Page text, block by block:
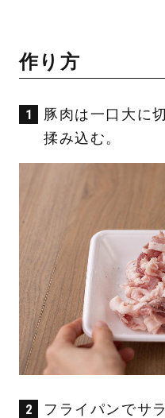
作り方
豚肉は一口大に
揉み込む。
フライパンでサ